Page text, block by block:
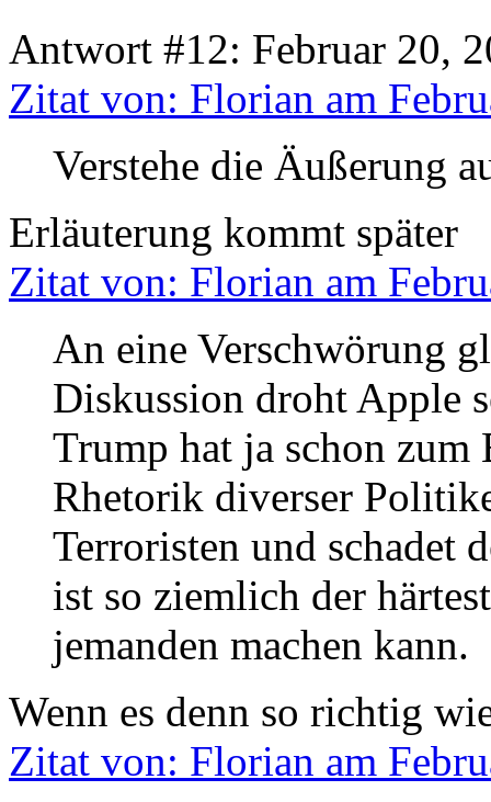
Antwort #12: Februar 20,
Zitat von: Florian am
Verstehe die Äußerung
Erläuterung kommt später
Zitat von: Florian am
An eine Verschwörung
Diskussion droht Apple
Trump hat ja schon
Rhetorik diverser
Terroristen und schadet
ist so ziemlich der
jemanden machen kann.
Wenn es denn so richtig
Zitat von: Florian am